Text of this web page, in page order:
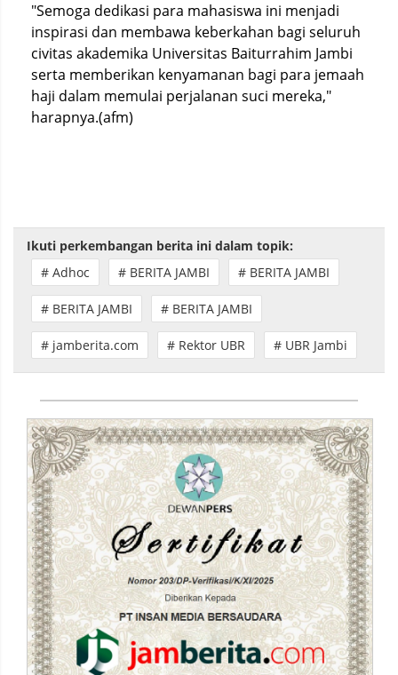
"Semoga dedikasi para mahasiswa ini menjadi
inspirasi dan membawa keberkahan bagi seluruh
civitas akademika Universitas Baiturrahim Jambi
serta memberikan kenyamanan bagi para jemaah
haji dalam memulai perjalanan suci mereka,"
harapnya.(afm)
Ikuti perkembangan berita ini dalam topik:
# Adhoc
# BERITA JAMBI # BERITA JAMBI
# BERITA JAMBI # BERITA JAMBI
# jamberita.com # Rektor UBR # UBR Jambi